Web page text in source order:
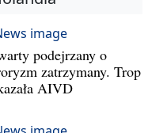
podejrzany o
zatrzymany. Trop
AIVD